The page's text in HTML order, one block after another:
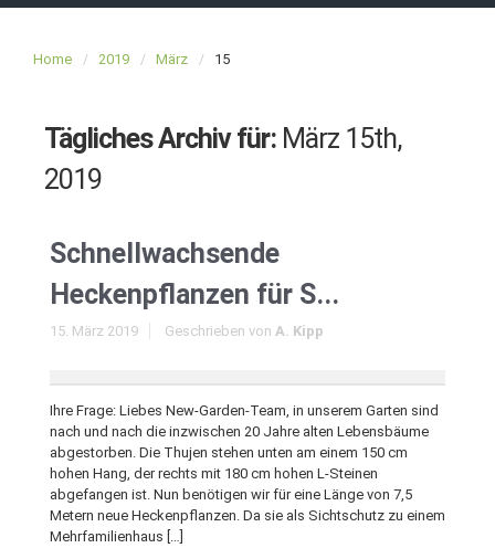
Home 2019 März 15
Tägliches Archiv für: März 15th,
2019
Schnellwachsende
Heckenpflanzen für S...
15. März 2019 Geschrieben von A. Kipp
Ihre Frage: Liebes New-Garden-Team, in unserem Garten sind
nach und nach die inzwischen 20 Jahre alten Lebensbäume
abgestorben. Die Thujen stehen unten am einem 150 cm
hohen Hang, der rechts mit 180 cm hohen L-Steinen
abgefangen ist. Nun benötigen wir für eine Länge von 7,5
Metern neue Heckenpflanzen. Da sie als Sichtschutz zu einem
Mehrfamilienhaus […]